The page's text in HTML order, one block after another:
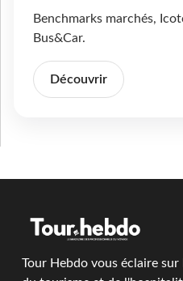
Benchmarks marchés,
Bus&Car.
Découvrir
Tour Hebdo vous éclaire